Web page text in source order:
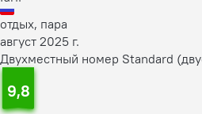
отдых, пара
август 2025 г.
Двухместный номер Standard
9,8